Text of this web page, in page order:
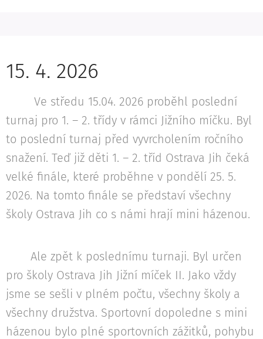
15. 4. 2026
Ve středu 15.04. 2026 proběhl poslední
turnaj pro 1. – 2. třídy v rámci Jižního míčku. Byl
to poslední turnaj před vyvrcholením ročního
snažení. Teď již děti 1. – 2. tříd Ostrava Jih čeká
velké finále, které proběhne v pondělí 25. 5.
2026. Na tomto finále se představí všechny
školy Ostrava Jih co s námi hrají mini házenou.
Ale zpět k poslednímu turnaji. Byl určen
pro školy Ostrava Jih Jižní míček II. Jako vždy
jsme se sešli v plném počtu, všechny školy a
všechny družstva. Sportovní dopoledne s mini
házenou bylo plné sportovních zážitků, pohybu